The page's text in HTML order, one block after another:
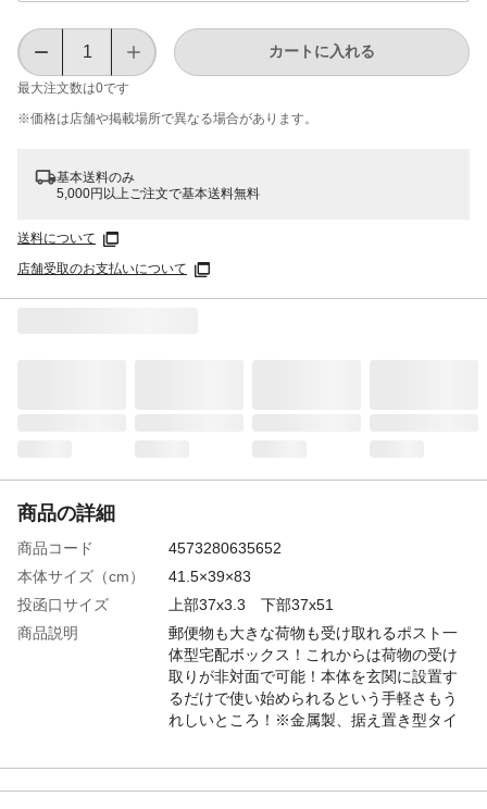
最大注文数は0です
カートに入れる
※価格は​店舗や​掲載場所で​異なる​場合が​あります。
基本送料のみ
5,000円以上ご注文で基本送料無料
送料について
店舗受取のお支払いについて
商品の詳細
商品コード
4573280635652
本体サイズ（cm）
41.5×39×83
投函口サイズ
上部37x3.3 下部37x51
商品説明
郵便物も大きな荷物も受け取れるポスト一
体型宅配ボックス！これからは荷物の受け
取りが非対面で可能！本体を玄関に設置す
るだけで使い始められるという手軽さもう
れしいところ！※金属製、据え置き型タイ
生産国
中国